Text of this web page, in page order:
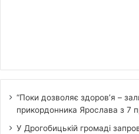
“Поки дозволяє здоров’я –
прикордонника Ярослава з 7
У Дрогобицькій громаді